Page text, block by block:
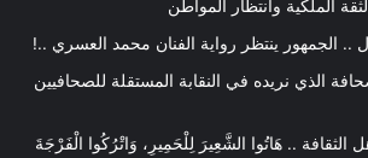
الملكية وانتظار المواطن
.. الجمهور ينتظر رواية الفنان محمد العسري ..!
الذي نريده في النقابة المستقلة للصحافيين
الثقافة .. هَاتُوا الشَّعِيرَ لِلْحَمِيرِ، وَاتْرُكُوا الْفَرْجَةَ